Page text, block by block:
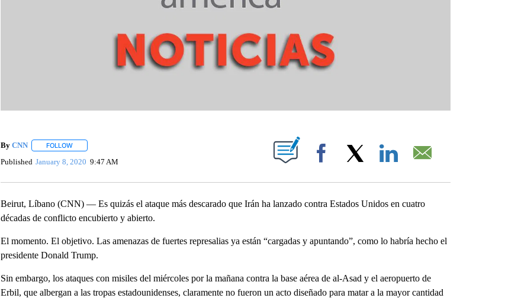
By CNN FOLLOWFOLLOW "" TO RECEIVE NOTIFICATIONS ABOUT NEW PAGES ON "".
Published January 8, 2020 9:47 AM Facebook
Beirut, Líbano (CNN) — Es quizás el ataque más descarado que Irán ha lanzado contra Estados Unidos en cuatro
décadas de conflicto encubierto y abierto.
El momento. El objetivo. Las amenazas de fuertes represalias ya están “cargadas y apuntando”, como lo habría hecho el
presidente Donald Trump.
Sin embargo, los ataques con misiles del miércoles por la mañana contra la base aérea de al-Asad y el aeropuerto de
Erbil, que albergan a las tropas estadounidenses, claramente no fueron un acto diseñado para matar a la mayor cantidad